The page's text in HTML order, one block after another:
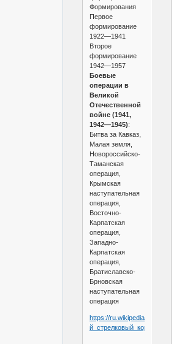
Формирования
Первое
формирование
1922—1941
Второе
формирование
1942—1957
Боевые
операции в
Великой
Отечественной
войне (1941,
1942—1945):
Битва за Кавказ,
Малая земля,
Новороссийско-
Таманская
операция,
Крымская
наступательная
операция,
Восточно-
Карпатская
операция,
Западно-
Карпатская
операция,
Братиславско-
Брновская
наступательная
операция
https://ru.wikipedia.org/wiki/3-
й_стрелковый_корпус